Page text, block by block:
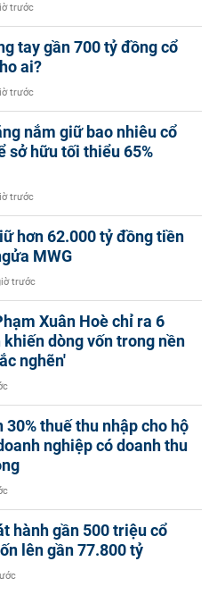
trước
tay gần 700 tỷ đồng cổ
ai?
trước
nắm giữ bao nhiêu cổ
sở hữu tối thiểu 65%
trước
hơn 62.000 tỷ đồng tiền
MWG
trước
Xuân Hoè chỉ ra 6
khiến dòng vốn trong nền
nghẽn'
thuế thu nhập cho hộ
nghiệp có doanh thu
hành gần 500 triệu cổ
lên gần 77.800 tỷ